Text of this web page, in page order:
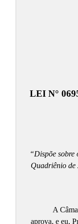
LEI N°
“Dispõe
Quadriênio de
A
aprova, e eu,